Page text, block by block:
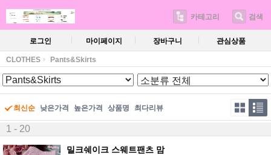
카테고리 검색
로그인 마이페이지 장바구니 관심상품
CLOTHES Pants&Skirts
최신순 낮은가격 높은가격 상품명 최다리뷰
1 - 20
밀크쉐이크 스웨트팬츠 맘